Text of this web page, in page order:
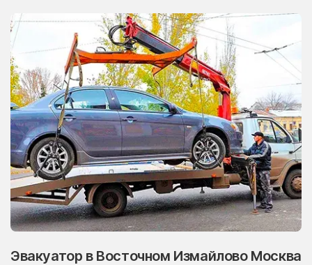
Эвакуатор в Восточном Измайлово Москва